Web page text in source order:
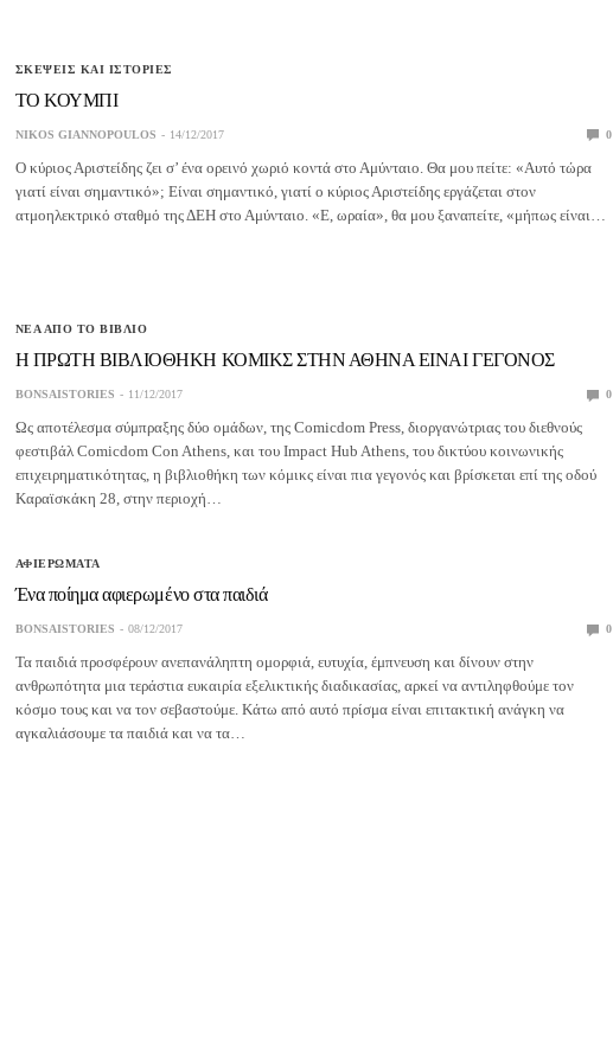
ΣΚΕΨΕΙΣ ΚΑΙ ΙΣΤΟΡΙΕΣ
ΤΟ ΚΟΥΜΠΙ
NIKOS GIANNOPOULOS 14/12/2017 0
Ο κύριος Αριστείδης ζει σ’ ένα ορεινό χωριό κοντά στο Αμύνταιο. Θα μου πείτε: «Αυτό τώρα
γιατί είναι σημαντικό»; Είναι σημαντικό, γιατί ο κύριος Αριστείδης εργάζεται στον
ατμοηλεκτρικό σταθμό της ΔΕΗ στο Αμύνταιο. «Ε, ωραία», θα μου ξαναπείτε, «μήπως είναι…
ΝΕΑ ΑΠΟ ΤΟ ΒΙΒΛΙΟ
Η ΠΡΩΤΗ ΒΙΒΛΙΟΘΗΚΗ ΚΟΜΙΚΣ ΣΤΗΝ ΑΘΗΝΑ ΕΙΝΑΙ ΓΕΓΟΝΟΣ
BONSAISTORIES 11/12/2017 0
Ως αποτέλεσμα σύμπραξης δύο ομάδων, της Comicdom Press, διοργανώτριας του διεθνούς
φεστιβάλ Comicdom Con Athens, και του Impact Hub Athens, του δικτύου κοινωνικής
επιχειρηματικότητας, η βιβλιοθήκη των κόμικς είναι πια γεγονός και βρίσκεται επί της οδού
Καραϊσκάκη 28, στην περιοχή…
ΑΦΙΕΡΩΜΑΤΑ
Ένα ποίημα αφιερωμένο στα παιδιά
BONSAISTORIES 08/12/2017 0
Τα παιδιά προσφέρουν ανεπανάληπτη ομορφιά, ευτυχία, έμπνευση και δίνουν στην
ανθρωπότητα μια τεράστια ευκαιρία εξελικτικής διαδικασίας, αρκεί να αντιληφθούμε τον
κόσμο τους και να τον σεβαστούμε. Κάτω από αυτό πρίσμα είναι επιτακτική ανάγκη να
αγκαλιάσουμε τα παιδιά και να τα…